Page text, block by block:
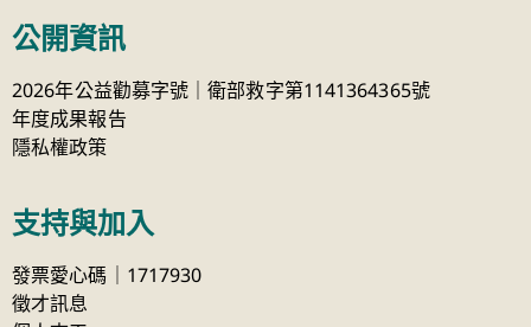
公開資訊
2026年公益勸募字號｜衛部救字第1141364365號
年度成果報告
隱私權政策
支持與加入
發票愛心碼｜1717930
徵才訊息